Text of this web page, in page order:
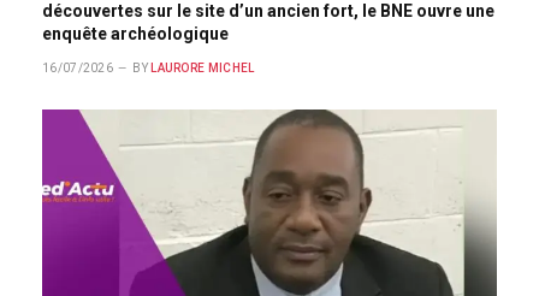
découvertes sur le site d’un ancien fort, le BNE ouvre une
enquête archéologique
16/07/2026 BY LAURORE MICHEL